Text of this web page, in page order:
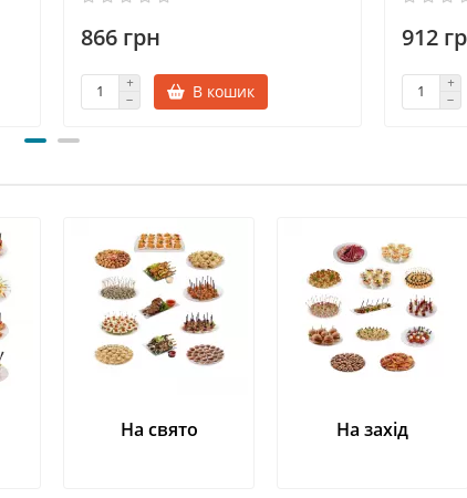
866 грн
В кошик
912
На свято На захід